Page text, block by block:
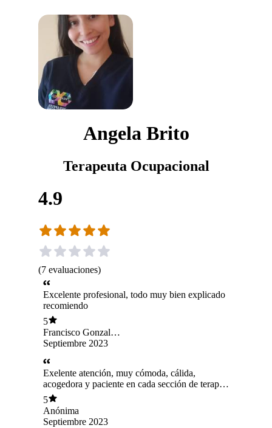
Angela Brito
Terapeuta Ocupacional
4.9
(7 evaluaciones)
Excelente profesional, todo muy bien explicado
recomiendo
5
Francisco Gonzalez
Paredes
Septiembre 2023
Exelente atención, muy cómoda, cálida,
acogedora y paciente en cada sección de terapia
tanto con el niño y el adulto.
5
Anónima
Septiembre 2023